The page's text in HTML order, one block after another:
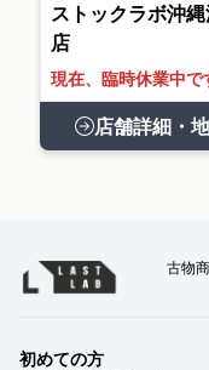
ストックラボ沖
店
現在、臨時休業中で
店舗詳細・
古物
初めての方